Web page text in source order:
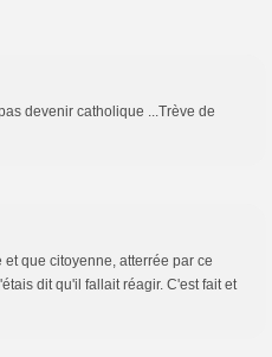
devenir catholique ...Trève de
que citoyenne, atterrée par ce
dit qu'il fallait réagir. C'est fait et